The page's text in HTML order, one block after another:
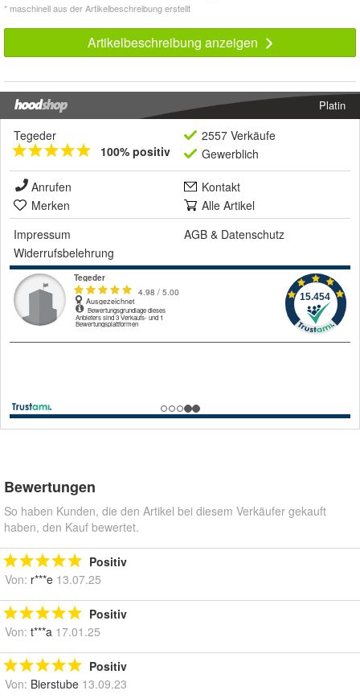
* maschinell aus der Artikelbeschreibung erstellt
Artikelbeschreibung anzeigen
Platin
Tegeder
100% positiv
2557 Verkäufe
Gewerblich
Anrufen
Kontakt
Merken
Alle Artikel
Impressum
AGB & Datenschutz
Widerrufsbelehrung
Bewertungen
So haben Kunden, die den Artikel bei diesem Verkäufer gekauft
haben, den Kauf bewertet.
Positiv
Von: r***e 13.07.25
Positiv
Von: t***a 17.01.25
Positiv
Von: Bierstube 13.09.23